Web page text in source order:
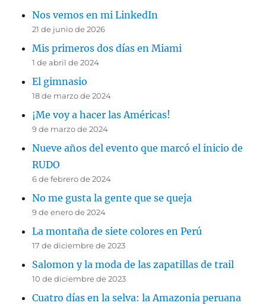
Nos vemos en mi LinkedIn
21 de junio de 2026
Mis primeros dos días en Miami
1 de abril de 2024
El gimnasio
18 de marzo de 2024
¡Me voy a hacer las Américas!
9 de marzo de 2024
Nueve años del evento que marcó el inicio de
RUDO
6 de febrero de 2024
No me gusta la gente que se queja
9 de enero de 2024
La montaña de siete colores en Perú
17 de diciembre de 2023
Salomon y la moda de las zapatillas de trail
10 de diciembre de 2023
Cuatro días en la selva: la Amazonia peruana